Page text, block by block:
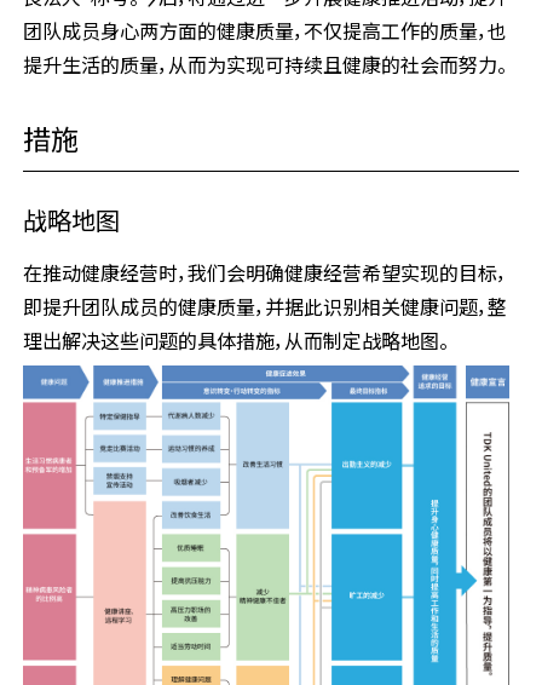
团队成员身心两方面的健康质量，不仅提高工作的质量，也
提升生活的质量，从而为实现可持续且健康的社会而努力。
措施
战略地图
在推动健康经营时，我们会明确健康经营希望实现的目标，
即提升团队成员的健康质量，并据此识别相关健康问题，整
理出解决这些问题的具体措施，从而制定战略地图。